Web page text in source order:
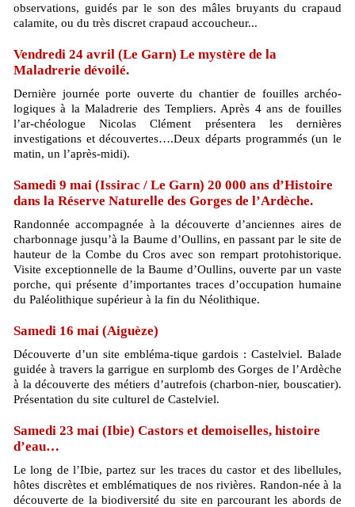
observations, guidés par le son des mâles bruyants du crapaud
calamite, ou du très discret crapaud accoucheur...
Vendredi 24 avril (Le Garn) Le mystère de la
Maladrerie dévoilé.
Dernière journée porte ouverte du chantier de fouilles archéo-
logiques à la Maladrerie des Templiers. Après 4 ans de fouilles
l’ar-chéologue Nicolas Clément présentera les dernières
investigations et découvertes….Deux départs programmés (un le
matin, un l’après-midi).
Samedi 9 mai (Issirac / Le Garn) 20 000 ans d’Histoire
dans la Réserve Naturelle des Gorges de l’Ardèche.
Randonnée accompagnée à la découverte d’anciennes aires de
charbonnage jusqu’à la Baume d’Oullins, en passant par le site de
hauteur de la Combe du Cros avec son rempart protohistorique.
Visite exceptionnelle de la Baume d’Oullins, ouverte par un vaste
porche, qui présente d’importantes traces d’occupation humaine
du Paléolithique supérieur à la fin du Néolithique.
Samedi 16 mai (Aiguèze)
Découverte d’un site embléma-tique gardois : Castelviel. Balade
guidée à travers la garrigue en surplomb des Gorges de l’Ardèche
à la découverte des métiers d’autrefois (charbon-nier, bouscatier).
Présentation du site culturel de Castelviel.
Samedi 23 mai (Ibie) Castors et demoiselles, histoire
d’eau…
Le long de l’Ibie, partez sur les traces du castor et des libellules,
hôtes discrètes et emblématiques de nos rivières. Randon-née à la
découverte de la biodiversité du site en parcourant les abords de